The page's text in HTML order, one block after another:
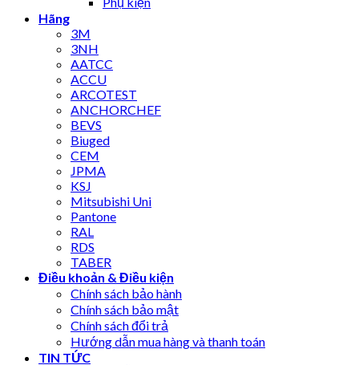
Hãng
3M
3NH
AATCC
ACCU
ARCOTEST
ANCHORCHEF
BEVS
Biuged
CEM
JPMA
KSJ
Mitsubishi Uni
Pantone
RAL
RDS
TABER
Điều khoản & Điều kiện
Chính sách bảo hành
Chính sách bảo mật
Chính sách đổi trả
Hướng dẫn mua hàng và thanh toán
TIN TỨC